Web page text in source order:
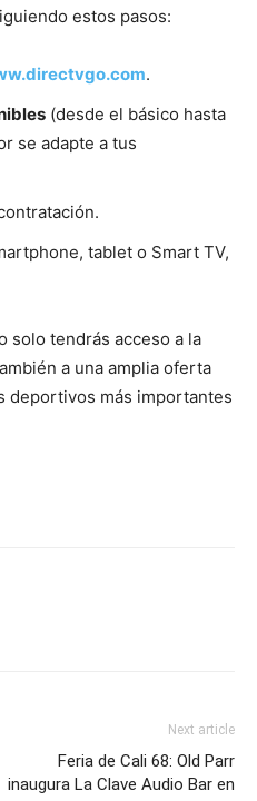
estos pasos:
.
(desde el básico hasta
se adapte a tus
tablet o Smart TV,
solo tendrás acceso a la
a una amplia oferta
deportivos más importantes
Next article
Feria de Cali 68: Old Parr
inaugura La Clave Audio Bar en